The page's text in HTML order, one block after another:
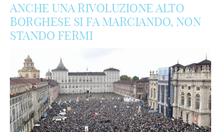
ANCHE UNA RIVOLUZIONE ALTO
BORGHESE SI FA MARCIANDO, NON
STANDO FERMI